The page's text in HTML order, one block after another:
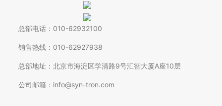
总部电话：010-62932100
销售热线：010-62927938
总部地址：北京市海淀区学清路9号汇智大厦A座10层
公司邮箱：info@syn-tron.com